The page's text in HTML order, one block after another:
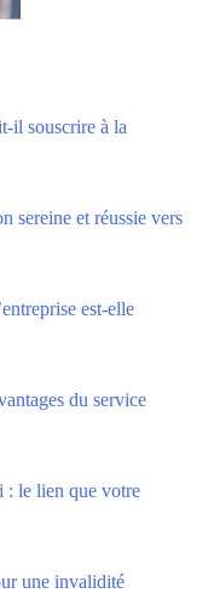
il souscrire à la
sereine et réussie vers
est-elle
du service
: le lien que votre
une invalidité